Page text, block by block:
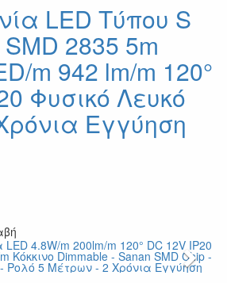
LED Τύπου S
2835 5m
m 942 lm/m 120°
Φυσικό Λευκό
Εγγύηση
Next